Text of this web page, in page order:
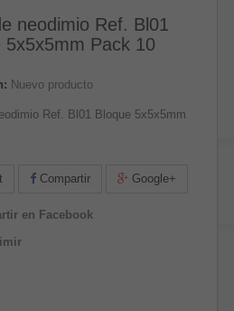
neodimio Ref. Bl01
5x5x5mm Pack 10
Nuevo producto
Ref. Bl01 Bloque 5x5x5mm
Compartir Google+
en Facebook